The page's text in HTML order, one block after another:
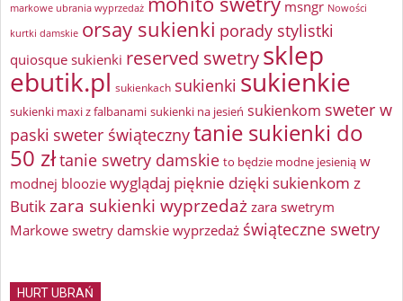
markowe ubrania wyprzedaż msngr Nowości
kurtki damskie orsay sukienki porady stylistki
quiosque sukienki reserved swetrysklep
ebutik.pl sukienkach sukienki sukienkie
sukienki maxi z falbanami sukienki na jesień sukienkom sweter w
paski sweter świątecznytanie sukienki do
50 złtanie swetry damskie to będzie modne jesienią w
modnej bloozie wyglądaj pięknie dzięki sukienkom z
Butikzara sukienki wyprzedażzara swetrym
Markowe swetry damskie wyprzedaż świąteczne swetry
HURT UBRAŃ